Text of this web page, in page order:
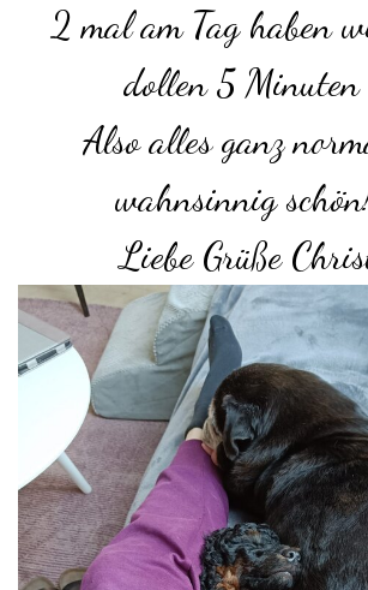
2 mal am Tag haben
dollen 5
Also alles ganz
wahnsinnig
Liebe Grüße